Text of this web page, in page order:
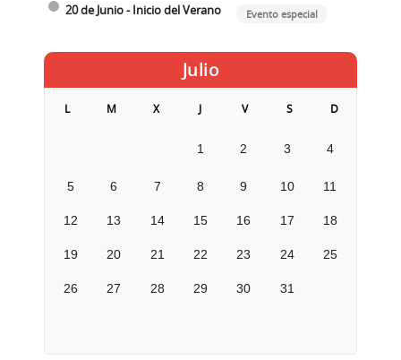
20 de Junio - Inicio del Verano Evento especial
Julio
L M X J V S D
1 2 3 4
5 6 7 8 9 10 11
12 13 14 15 16 17 18
19 20 21 22 23 24 25
26 27 28 29 30 31